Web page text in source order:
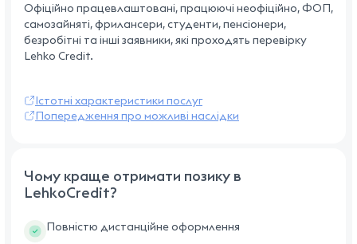
Офіційно працевлаштовані, працюючі неофіційно, ФОП,
самозайняті, фрилансери, студенти, пенсіонери,
безробітні та інші заявники, які проходять перевірку
Lehko Credit.
Істотні характеристики послуг
Попередження про можливі наслідки
Чому краще отримати позику в
LehkoCredit?
Повністю дистанційне оформлення